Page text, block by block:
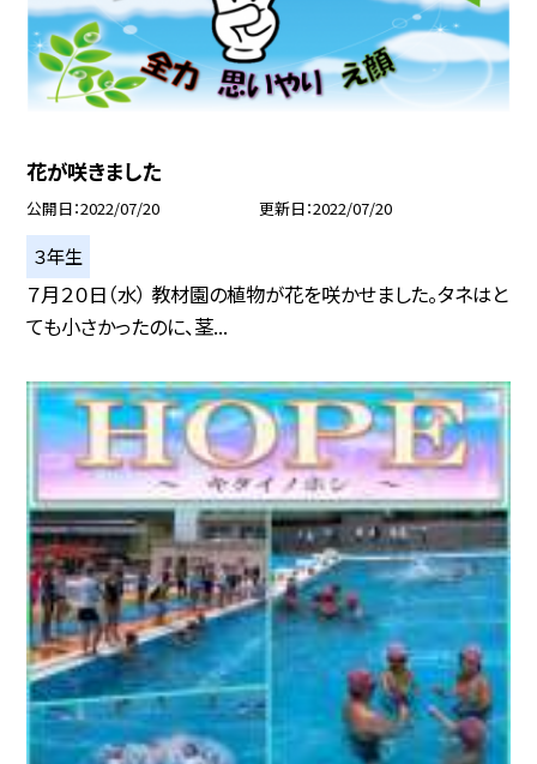
花が咲きました
公開日 2022/07/20 更新日 2022/07/20
３年生
７月２０日（水） 教材園の植物が花を咲かせました。タネはと
ても小さかったのに、茎...